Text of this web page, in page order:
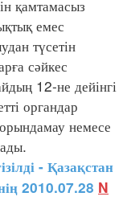
қамтамасыз
емес
түсетін
сәйкес
12-не дейінгі
органдар
немесе
- Қазақстан
2010.07.28 N